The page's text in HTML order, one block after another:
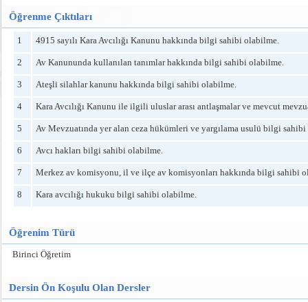
Öğrenme Çıktıları
1 4915 sayılı Kara Avcılığı Kanunu hakkında bilgi sahibi olabilme.
2 Av Kanununda kullanılan tanımlar hakkında bilgi sahibi olabilme.
3 Ateşli silahlar kanunu hakkında bilgi sahibi olabilme.
4 Kara Avcılığı Kanunu ile ilgili uluslar arası antlaşmalar ve mevcut
5 Av Mevzuatında yer alan ceza hükümleri ve yargılama usulü bilgi
6 Avcı hakları bilgi sahibi olabilme.
7 Merkez av komisyonu, il ve ilçe av komisyonları hakkında bilgi sahibi
8 Kara avcılığı hukuku bilgi sahibi olabilme.
Öğrenim Türü
Birinci Öğretim
Dersin Ön Koşulu Olan Dersler